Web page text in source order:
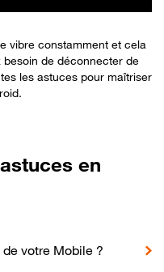
vibre constamment et cela
besoin de déconnecter de
les astuces pour maîtriser
en
votre Mobile ?